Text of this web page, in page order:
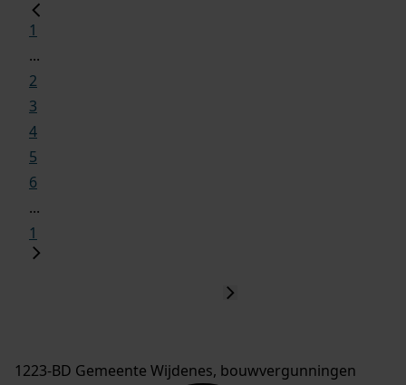
1
...
2
3
4
5
6
...
1
1223-BD Gemeente Wijdenes, bouwvergunningen